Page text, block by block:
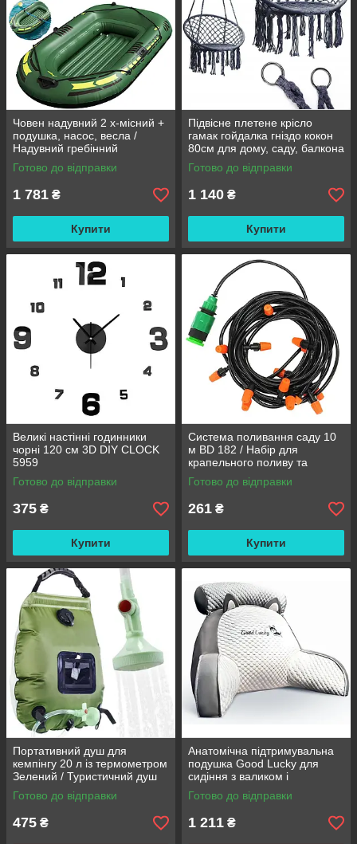
Човен надувний 2 х-місний +
подушка, насос, весла /
Надувний гребінний
двомісний гумовий човен
180/98см
Готово до відправки
1 781 ₴
Купити
Підвісне плетене крісло
гамак гойдалка гніздо кокон
80см для дому, саду, балкона
та тераси
Готово до відправки
1 140 ₴
Купити
Великі настінні годинники
чорні 120 см 3D DIY CLOCK
5959
Готово до відправки
375 ₴
Купити
Система поливання саду 10
м BD 182 / Набір для
крапельного поливу та
охолодження / Комплект для
поливання
Готово до відправки
261 ₴
Купити
Портативний душ для
кемпінгу 20 л із термометром
Зелений / Туристичний душ
переносний з лійкою /
Польовий душ сумка
Готово до відправки
475 ₴
Анатомічна підтримувальна
подушка Good Lucky для
сидіння з валиком і
підлокітниками
Готово до відправки
1 211 ₴